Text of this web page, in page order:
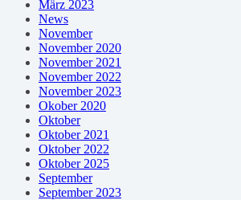
März 2023
News
November
November 2020
November 2021
November 2022
November 2023
Okober 2020
Oktober
Oktober 2021
Oktober 2022
Oktober 2025
September
September 2023